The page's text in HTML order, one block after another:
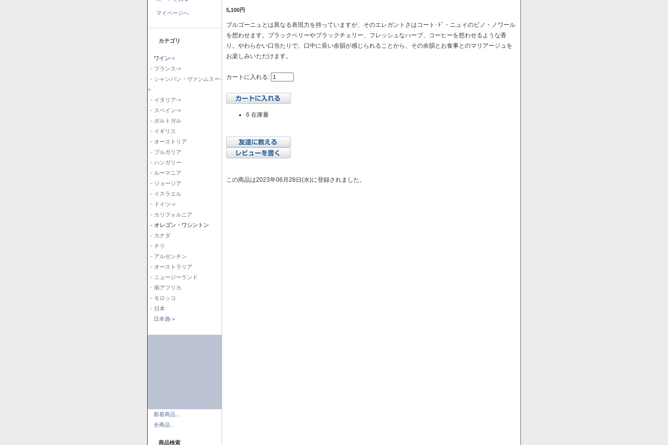
マイページへ
カテゴリ
ワイン->
- フランス->
- シャンパン・ヴァンムスー-
>
- イタリア->
- スペイン->
- ポルトガル
- イギリス
- オーストリア
- ブルガリア
- ハンガリー
- ルーマニア
- ジョージア
- イスラエル
- ドイツ->
- カリフォルニア
- オレゴン・ワシントン
- カナダ
- チリ
- アルゼンチン
- オーストラリア
- ニュージーランド
- 南アフリカ
- モロッコ
- 日本
日本酒->
新着商品...
全商品...
商品検索
5,100円
ブルゴーニュとは異なる表現力を持っていますが、そのエレガントさはコート･ﾄﾞ・ニュイのピノ・ノワール
を想わせます。ブラックベリーやブラックチェリー、フレッシュなハーブ、コーヒーを想わせるような香
り。やわらかい口当たりで、口中に長い余韻が感じられることから、その余韻とお食事とのマリアージュを
お楽しみいただけます。
カートに入れる:
6 在庫量
この商品は2023年06月28日(水)に登録されました。